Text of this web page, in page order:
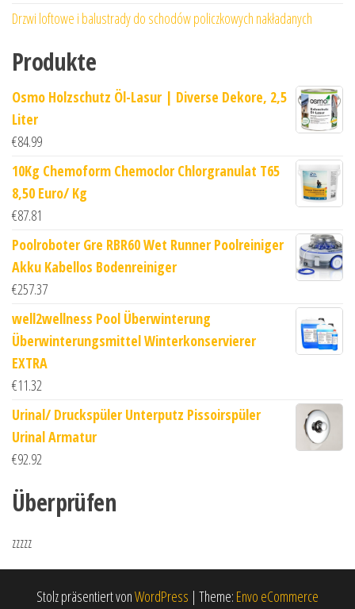
Drzwi loftowe i balustrady do schodów policzkowych nakładanych
Produkte
Osmo Holzschutz Öl-Lasur | Diverse Dekore, 2,5
Liter
€84.99
10Kg Chemoform Chemoclor Chlorgranulat T65
8,50 Euro/ Kg
€87.81
Poolroboter Gre RBR60 Wet Runner Poolreiniger
Akku Kabellos Bodenreiniger
€257.37
well2wellness Pool Überwinterung
Überwinterungsmittel Winterkonservierer
EXTRA
€11.32
Urinal/ Druckspüler Unterputz Pissoirspüler
Urinal Armatur
€92.92
Überprüfen
zzzzz
Stolz präsentiert vonWordPress | Theme: Envo eCommerce